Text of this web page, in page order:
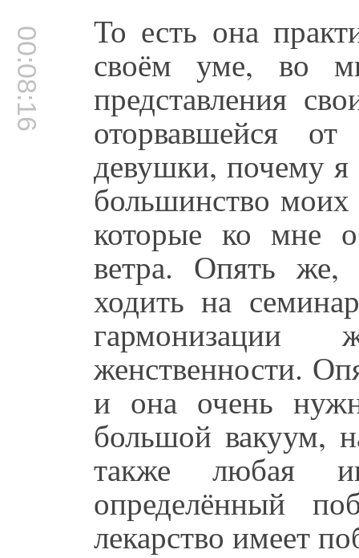
00:08:16 То есть она
своём уме, во
представления
оторвавшейся
девушки, почему я
большинство моих
которые ко мне
ветра. Опять же,
ходить на
гармонизации
женственности.
и она очень
большой вакуум,
также любая
определённый
лекарство имеет